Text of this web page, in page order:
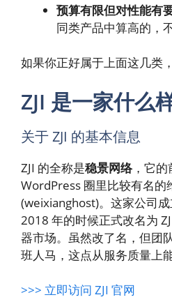
预算有限但对性能有
同类产品中算高的，
如果你正好属于上面这几类
ZJI 是一家什么
关于 ZJI 的基本信息
ZJI 的全称是稳景网络，它的
WordPress 圈里比较有名的
(weixianghost)。这家公司
2018 年的时候正式改名为
器市场。虽然改了名，但团
班人马，这点从服务质量上
>>> 立即访问 ZJI 官网